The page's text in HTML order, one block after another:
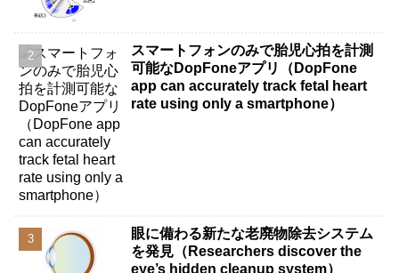
スマートフォンのみで胎児心拍を計測
可能なDopFoneアプリ（DopFone
app can accurately track fetal heart
rate using only a smartphone）
眼に備わる新たな老廃物除去システム
を発見（Researchers discover the
eye’s hidden cleanup system）